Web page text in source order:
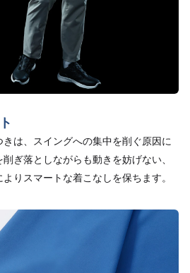
は、スイングへの集中を削ぐ原因に
ぎ落としながらも動きを妨げない、
りスマートな着こなしを保ちます。